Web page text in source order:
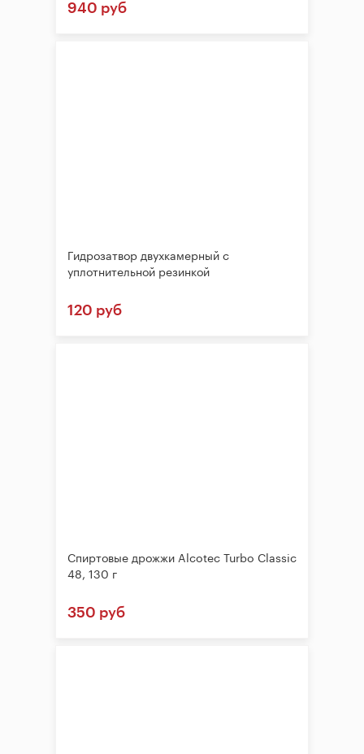
940 руб
Гидрозатвор двухкамерный с
уплотнительной резинкой
120 руб
Спиртовые дрожжи Alcotec Turbo Classic
48, 130 г
350 руб